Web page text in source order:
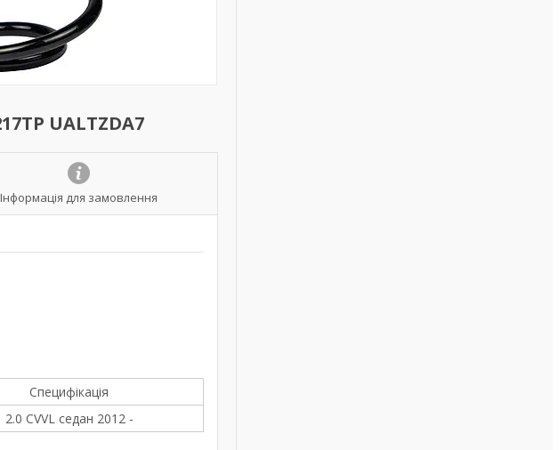
UALTZDA7
Інформація для замовлення
Специфікація
2.0 CVVL седан 2012 -